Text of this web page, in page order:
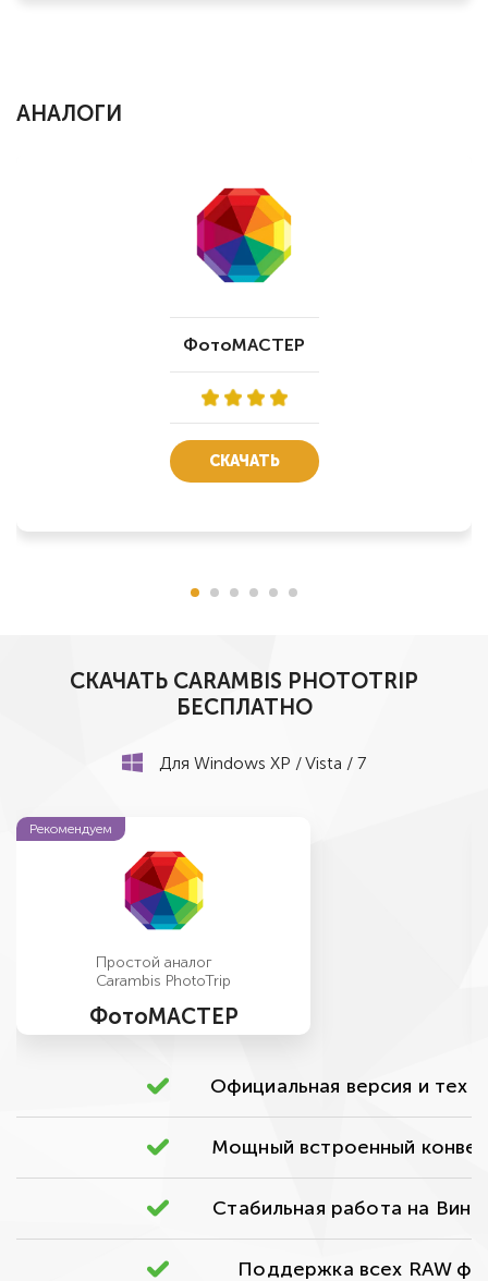
АНАЛОГИ
ФотоМАСТЕР
СКАЧАТЬ
СКАЧАТЬ CARAMBIS PHOTOTRIP
БЕСПЛАТНО
Для Windows XP / Vista / 7
Рекомендуем
Простой аналог
Carambis PhotoTrip
ФотоМАСТЕР
Официальная версия и тех
Мощный встроенный
Стабильная работа на
Поддержка всех RAW